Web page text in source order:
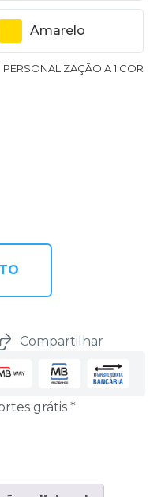
Amarelo
A 1 COR
Compartilhar
grátis *